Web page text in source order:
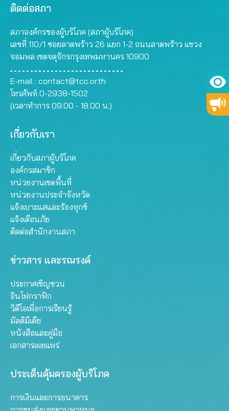
ติดต่อสภา
สภาองค์กรของผู้บริโภค (สภาผู้บริโภค)
เลขที่ 110/1 ซอยลาดพร้าว 26 แยก 1-2 ถนนลาดพร้าว แขวง
จอมพล เขตจตุจักรกรุงเทพมหานคร 10900
E-mail : contact@tcc.or.th
โทรศัพท์ 0-2938-1502
(เวลาทำการ 09.00 - 18.00 น.)
เกี่ยวกับเรา
เกี่ยวกับสภาผู้บริโภค
องค์กรสมาชิก
หน่วยงานเขตพื้นที่
หน่วยงานประจำจังหวัด
แจ้งเบาะแสและร้องทุกข์
แจ้งเตือนภัย
ติดต่อสำนักงานสภา
ข่าวสาร และรณรงค์
ประกาศเชิญชวน
อินโฟกราฟิก
วิดีโอเพื่อการเรียนรู้
มัลติมีเดีย
หนังสือและคู่มือ
เอกสารเผยแพร่
ประเด็นคุ้มครองผู้บริโภค
การเงินและการธนาคาร